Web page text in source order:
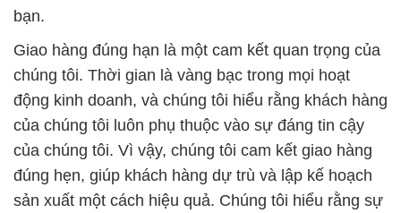
bạn.
Giao hàng đúng hạn là một cam kết quan trọng của
chúng tôi. Thời gian là vàng bạc trong mọi hoạt
động kinh doanh, và chúng tôi hiểu rằng khách hàng
của chúng tôi luôn phụ thuộc vào sự đáng tin cậy
của chúng tôi. Vì vậy, chúng tôi cam kết giao hàng
đúng hẹn, giúp khách hàng dự trù và lập kế hoạch
sản xuất một cách hiệu quả. Chúng tôi hiểu rằng sự